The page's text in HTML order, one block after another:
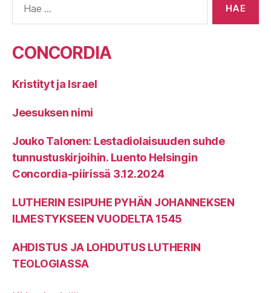
CONCORDIA
Kristityt ja Israel
Jeesuksen nimi
Jouko Talonen: Lestadiolaisuuden suhde
tunnustuskirjoihin. Luento Helsingin
Concordia-piirissä 3.12.2024
LUTHERIN ESIPUHE PYHÄN JOHANNEKSEN
ILMESTYKSEEN VUODELTA 1545
AHDISTUS JA LOHDUTUS LUTHERIN
TEOLOGIASSA